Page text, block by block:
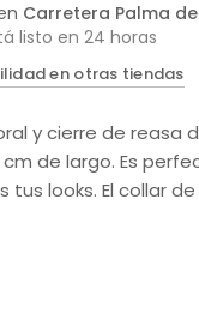
Carretera Palma
listo en 24 horas
en otras tiendas
y cierre de reasa
de largo. Es
looks. El collar